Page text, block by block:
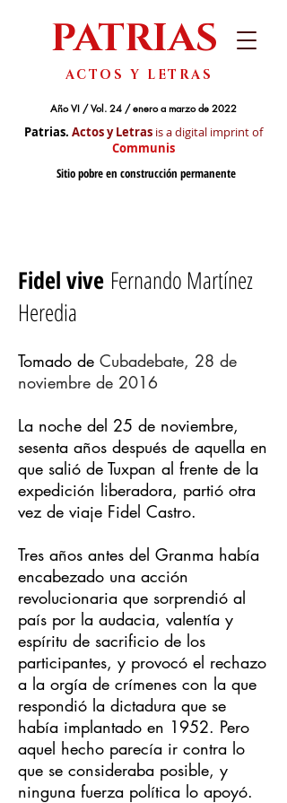
PATRIAS
Sitio pobre en construcción permanente
ACTOS Y LETRAS
Año VI / Vol. 24 / enero a marzo de 2022
Patrias. Actos y Letras is a digital imprint of
Communis
Fidel vive Fernando Martínez
Heredia
Tomado de Cubadebate, 28 de
noviembre de 2016
La noche del 25 de noviembre,
sesenta años después de aquella en
que salió de Tuxpan al frente de la
expedición liberadora, partió otra
vez de viaje Fidel Castro.
Tres años antes del Granma había
encabezado una acción
revolucionaria que sorprendió al
país por la audacia, valentía y
espíritu de sacrificio de los
participantes, y provocó el rechazo
a la orgía de crímenes con la que
respondió la dictadura que se
había implantado en 1952. Pero
aquel hecho parecía ir contra lo
que se consideraba posible, y
ninguna fuerza política lo apoyó.